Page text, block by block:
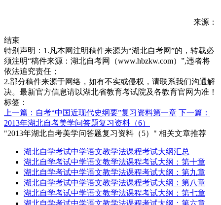
来源：
结束
特别声明：1.凡本网注明稿件来源为“湖北自考网”的，转载必
须注明“稿件来源：湖北自考网（www.hbzkw.com）”,违者将
依法追究责任；
2.部分稿件来源于网络，如有不实或侵权，请联系我们沟通解
决。最新官方信息请以湖北省教育考试院及各教育官网为准！
标签：
上一篇：自考“中国近现代史纲要”复习资料第一章 下一篇：
2013年湖北自考美学问答题复习资料（6）
"2013年湖北自考美学问答题复习资料（5）" 相关文章推荐
湖北自学考试中学语文教学法课程考试大纲汇总
湖北自学考试中学语文教学法课程考试大纲：第十章
湖北自学考试中学语文教学法课程考试大纲：第九章
湖北自学考试中学语文教学法课程考试大纲：第八章
湖北自学考试中学语文教学法课程考试大纲：第七章
湖北自学考试中学语文教学法课程考试大纲：第六章